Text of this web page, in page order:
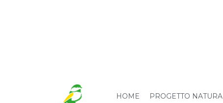
HOME PROGETTO NATURA